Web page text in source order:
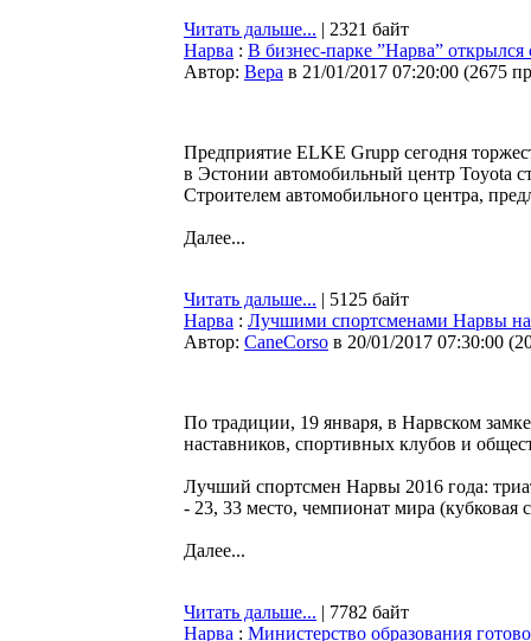
Читать дальше... | 2321 байт
Нарва : В бизнес-парке ”Нарва”
Автор: Bepa в 21/01/2017 07:20:00 (2675
Предприятие ELKE Grupp сегодня
в Эстонии автомобильный центр Toyota
Строителем автомобильного центра,
Далее...
Читать дальше... | 5125 байт
Нарва : Лучшими спортсменами Нарвы
Автор: CaneCorso в 20/01/2017 07:30:00 (
По традиции, 19 января, в Нарвском
наставников, спортивных клубов и
Лучший спортсмен Нарвы 2016 года:
- 23, 33 место, чемпионат мира (кубковая
Далее...
Читать дальше... | 7782 байт
Нарва : Министерство образования